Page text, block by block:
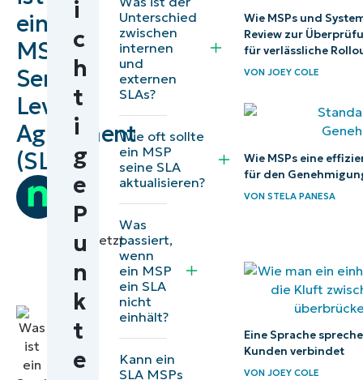
ein
MSP
Service
Level
Agreement
(SLA)?
Team
Ninja
übersetzt
Willsch
ein
SLA?
Wichtige
Metriken
Messung
des SLA-
Erfolgs
Warum sind
SLAs für MSPs
und
Systemhäuser
i
c
h
t
i
g
e
P
u
n
k
t
e
Unterschied
zwischen
internen
und
externen
SLAs?
Wie oft sollte
ein MSP
seine SLA
aktualisieren?
Was
passiert,
wenn
ein MSP
ein SLA
nicht
einhält?
Kann ein
SLA MSPs
Wie MSPs und
Review zur
für verlässliche
VON JOEY COLE
Wie MSPs eine
für den
VON STELA PANESA
Eine Sprache
Kunden verbindet
VON JOEY COLE